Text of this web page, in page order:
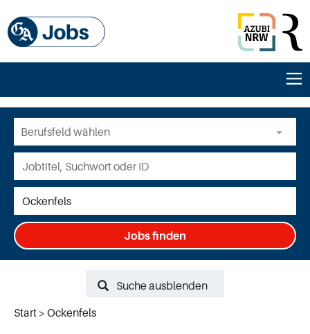
Jobs finden
Suche ausblenden
Start
Ockenfels